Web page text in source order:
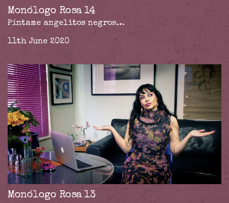
Monólogo Rosa 14
Píntame angelitos negros…
11th June 2020
Monólogo Rosa 13